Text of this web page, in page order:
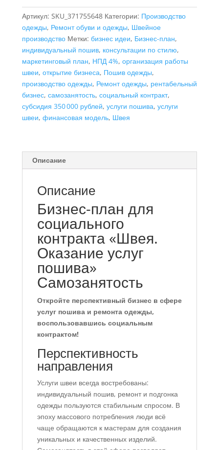
план
"Швея.
Оказание
услуг
пошива",
самозанятость
Артикул: SKU_371755648 Категории: Производство
одежды, Ремонт обуви и одежды, Швейное
производство Метки: бизнес идеи, Бизнес-план,
индивидуальный пошив, консультации по стилю,
маркетинговый план, НПД 4%, организация работы
швеи, открытие бизнеса, Пошив одежды,
производство одежды, Ремонт одежды, рентабельный
бизнес, самозанятость, социальный контракт,
субсидия 350 000 рублей, услуги пошива, услуги
швеи, финансовая модель, Швея
Описание
Описание
Бизнес-план для
социального
контракта «Швея.
Оказание услуг
пошива»
Самозанятость
Откройте перспективный бизнес в сфере
услуг пошива и ремонта одежды,
воспользовавшись социальным
контрактом!
Перспективность
направления
Услуги швеи всегда востребованы:
индивидуальный пошив, ремонт и подгонка
одежды пользуются стабильным спросом. В
эпоху массового потребления люди всё
чаще обращаются к мастерам для создания
уникальных и качественных изделий.